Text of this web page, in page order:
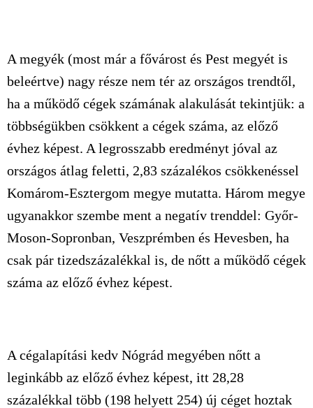
A megyék (most már a fővárost és Pest megyét is
beleértve) nagy része nem tér az országos trendtől,
ha a működő cégek számának alakulását tekintjük: a
többségükben csökkent a cégek száma, az előző
évhez képest. A legrosszabb eredményt jóval az
országos átlag feletti, 2,83 százalékos csökkenéssel
Komárom-Esztergom megye mutatta. Három megye
ugyanakkor szembe ment a negatív trenddel: Győr-
Moson-Sopronban, Veszprémben és Hevesben, ha
csak pár tizedszázalékkal is, de nőtt a működő cégek
száma az előző évhez képest.
A cégalapítási kedv Nógrád megyében nőtt a
leginkább az előző évhez képest, itt 28,28
százalékkal több (198 helyett 254) új céget hoztak